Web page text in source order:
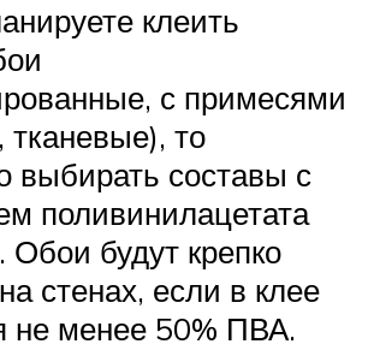
клеить
с примесями
то
выбирать составы с
поливинилацетата
Обои будут крепко
стенах, если в клее
не менее 50% ПВА.